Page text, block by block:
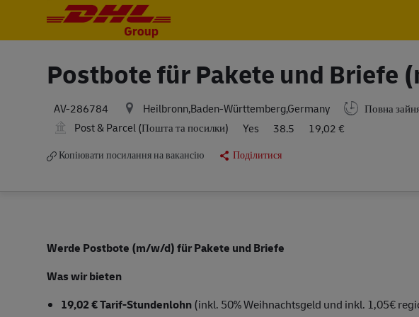
Postbote für Pakete und Briefe
AV-286784 Heilbronn,Baden-Württemberg,Germany Повна
Post & Parcel (Пошта та посилки)
Yes 38.5 19,02 €
Копіювати посилання на вакансію Поділитися
Werde Postbote (m/w/d) für Pakete und Briefe
Was wir bieten
19,02 € Tarif-Stundenlohn(inkl. 50% Weihnachtsgeld und inkl. 1,05€